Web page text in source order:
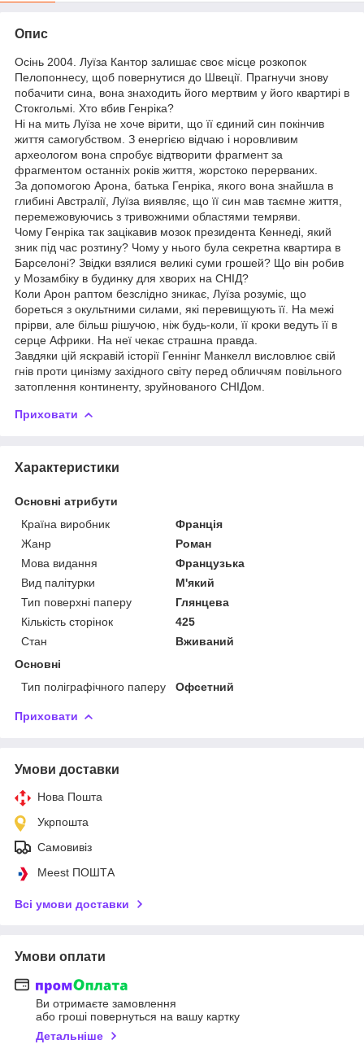
Опис
Осінь 2004. Луїза Кантор залишає своє місце розкопок
Пелопоннесу, щоб повернутися до Швеції. Прагнучи знову
побачити сина, вона знаходить його мертвим у його квартирі в
Стокгольмі. Хто вбив Генріка?
Ні на мить Луїза не хоче вірити, що її єдиний син покінчив
життя самогубством. З енергією відчаю і норовливим
археологом вона спробує відтворити фрагмент за
фрагментом останніх років життя, жорстоко перерваних.
За допомогою Арона, батька Генріка, якого вона знайшла в
глибині Австралії, Луїза виявляє, що її син мав таємне життя,
перемежовуючись з тривожними областями темряви.
Чому Генріка так зацікавив мозок президента Кеннеді, який
зник під час розтину? Чому у нього була секретна квартира в
Барселоні? Звідки взялися великі суми грошей? Що він робив
у Мозамбіку в будинку для хворих на СНІД?
Коли Арон раптом безслідно зникає, Луїза розуміє, що
бореться з окультними силами, які перевищують її. На межі
прірви, але більш рішучою, ніж будь-коли, її кроки ведуть її в
серце Африки. На неї чекає страшна правда.
Завдяки цій яскравій історії Геннінг Манкелл висловлює свій
гнів проти цинізму західного світу перед обличчям повільного
затоплення континенту, зруйнованого СНІДом.
Приховати
Характеристики
Основні атрибути
Країна виробник
Франція
Жанр
Роман
Мова видання
Французька
Вид палітурки
М'який
Тип поверхні паперу
Глянцева
Кількість сторінок
425
Стан
Вживаний
Основні
Тип поліграфічного паперу
Офсетний
Приховати
Умови доставки
Нова Пошта
Укрпошта
Самовивіз
Meest ПОШТА
Всі умови доставки
Умови оплати
Ви отримаєте замовлення
або гроші повернуться на вашу картку
Детальніше